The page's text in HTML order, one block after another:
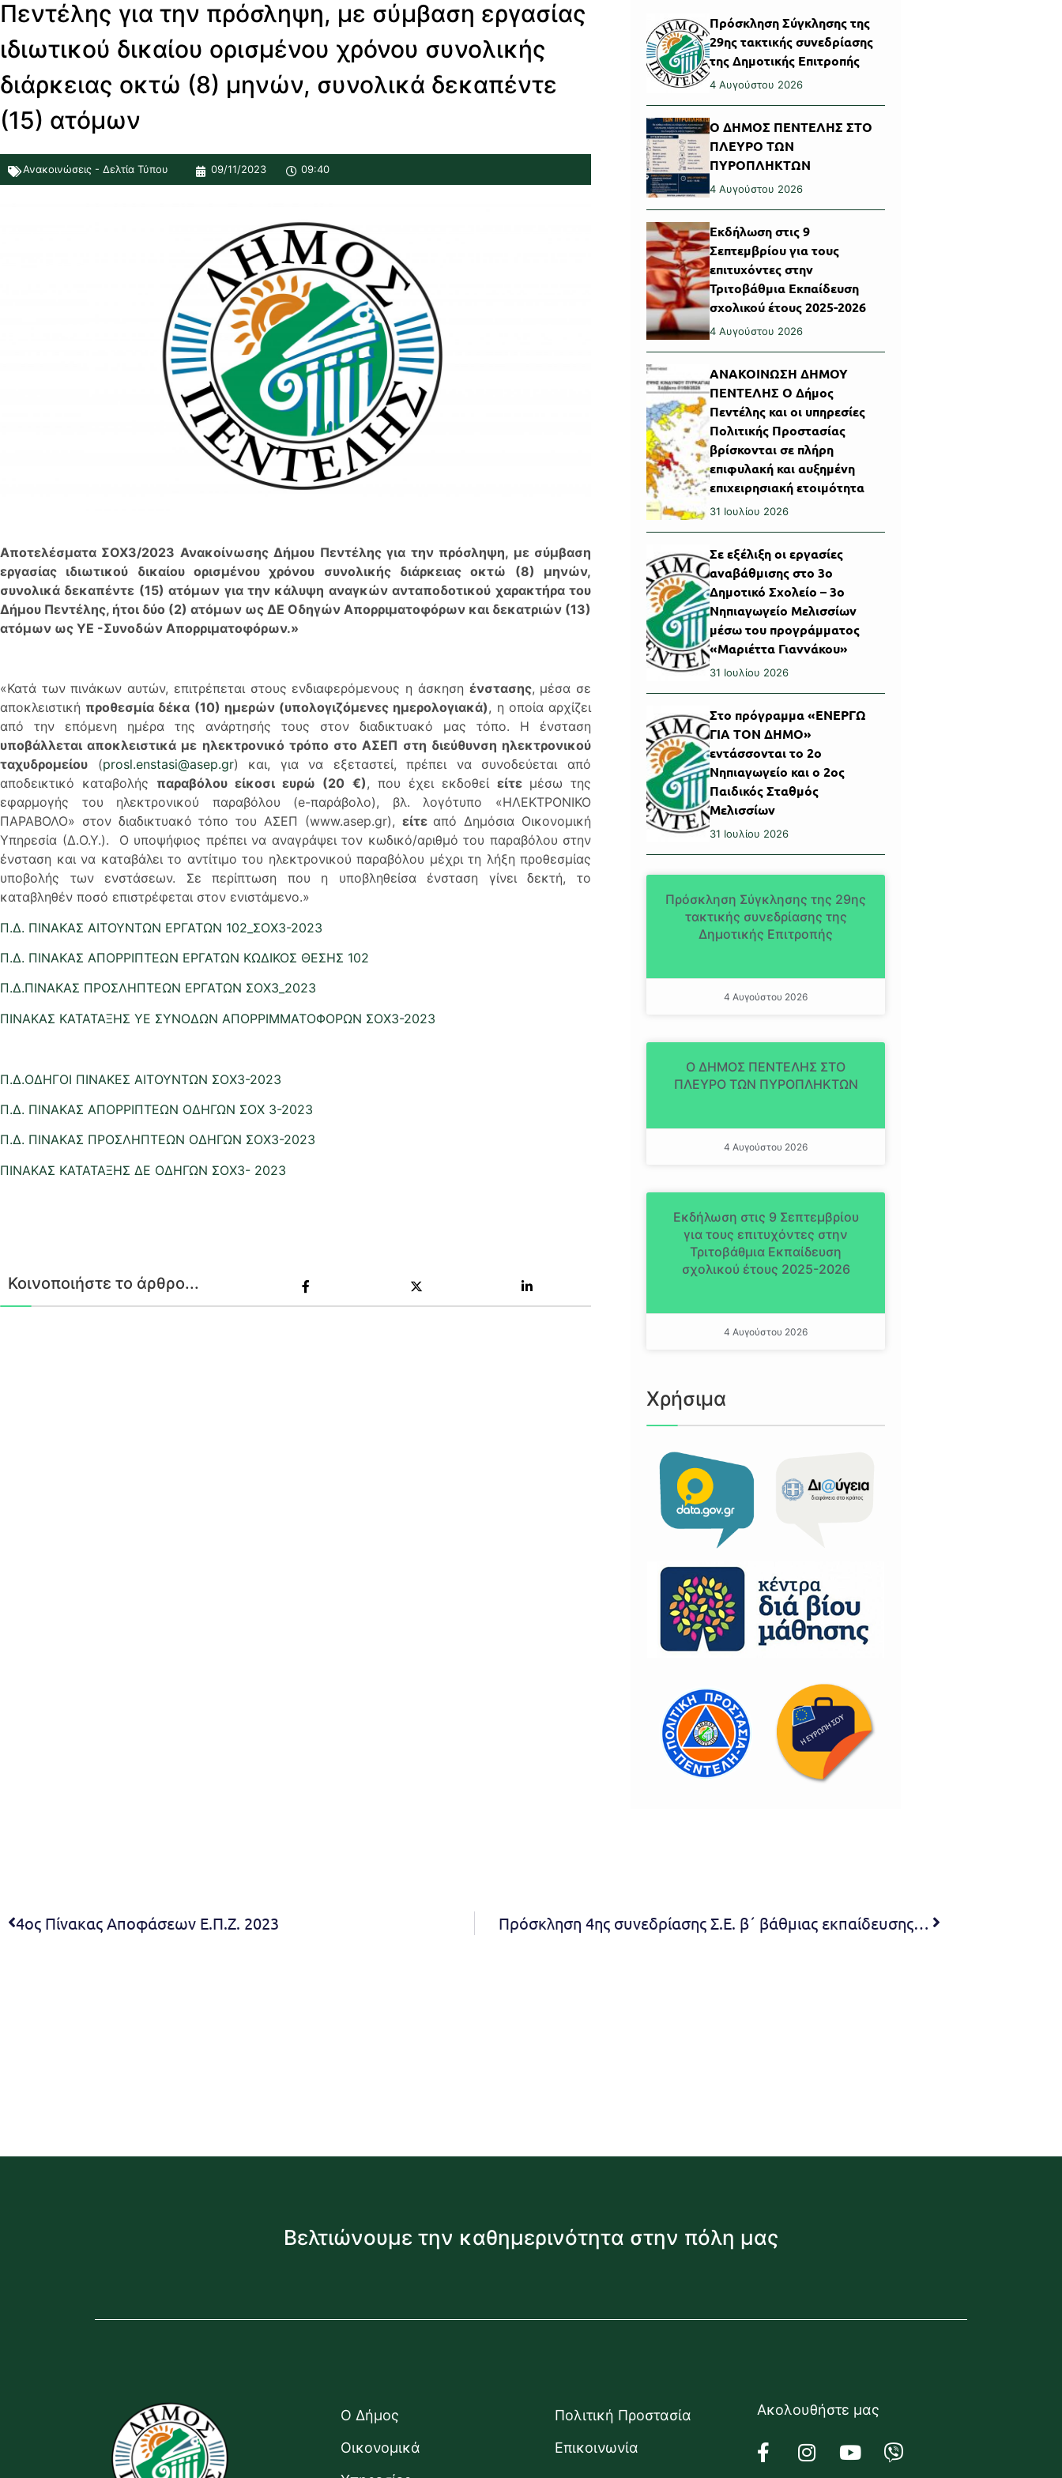
Πεντέλης για την πρόσληψη, με σύμβαση εργασίας
ιδιωτικού δικαίου ορισμένου χρόνου συνολικής
διάρκειας οκτώ (8) μηνών, συνολικά δεκαπέντε
(15) ατόμων
Ανακοινώσεις - Δελτία Τύπου 09/11/2023 09:40
Αποτελέσματα ΣΟΧ3/2023 Ανακοίνωσης Δήμου Πεντέλης για την πρόσληψη, με σύμβαση
εργασίας ιδιωτικού δικαίου ορισμένου χρόνου συνολικής διάρκειας οκτώ (8) μηνών,
συνολικά δεκαπέντε (15) ατόμων για την κάλυψη αναγκών ανταποδοτικού χαρακτήρα του
Δήμου Πεντέλης, ήτοι δύο (2) ατόμων ως ΔΕ Οδηγών Απορριματοφόρων και δεκατριών (13)
ατόμων ως ΥΕ -Συνοδών Απορριματοφόρων.»
«Κατά των πινάκων αυτών, επιτρέπεται στους ενδιαφερόμενους η άσκηση ένστασης, μέσα σε
αποκλειστική προθεσμία δέκα (10) ημερών (υπολογιζόμενες ημερολογιακά), η οποία αρχίζει
από την επόμενη ημέρα της ανάρτησής τους στον διαδικτυακό μας τόπο. Η ένσταση
υποβάλλεται αποκλειστικά με ηλεκτρονικό τρόπο στο ΑΣΕΠ στη διεύθυνση ηλεκτρονικού
ταχυδρομείου (prosl.enstasi@asep.gr) και, για να εξεταστεί, πρέπει να συνοδεύεται από
αποδεικτικό καταβολής παραβόλου είκοσι ευρώ (20 €), που έχει εκδοθεί είτε μέσω της
εφαρμογής του ηλεκτρονικού παραβόλου (e-παράβολο), βλ. λογότυπο «ΗΛΕΚΤΡΟΝΙΚΟ
ΠΑΡΑΒΟΛΟ» στον διαδικτυακό τόπο του ΑΣΕΠ (www.asep.gr), είτεαπό Δημόσια Οικονομική
Υπηρεσία (Δ.Ο.Υ.). Ο υποψήφιος πρέπει να αναγράψει τον κωδικό/αριθμό του παραβόλου στην
ένσταση και να καταβάλει το αντίτιμο του ηλεκτρονικού παραβόλου μέχρι τη λήξη προθεσμίας
υποβολής των ενστάσεων. Σε περίπτωση που η υποβληθείσα ένσταση γίνει δεκτή, το
καταβληθέν ποσό επιστρέφεται στον ενιστάμενο.»
Π.Δ. ΠΙΝΑΚΑΣ ΑΙΤΟΥΝΤΩΝ ΕΡΓΑΤΩΝ 102_ΣΟΧ3-2023
Π.Δ. ΠΙΝΑΚΑΣ ΑΠΟΡΡΙΠΤΕΩΝ ΕΡΓΑΤΩΝ ΚΩΔΙΚΟΣ ΘΕΣΗΣ 102
Π.Δ.ΠΙΝΑΚΑΣ ΠΡΟΣΛΗΠΤΕΩΝ ΕΡΓΑΤΩΝ ΣΟΧ3_2023
ΠΙΝΑΚΑΣ ΚΑΤΑΤΑΞΗΣ ΥΕ ΣΥΝΟΔΩΝ ΑΠΟΡΡΙΜΜΑΤΟΦΟΡΩΝ ΣΟΧ3-2023
Π.Δ.ΟΔΗΓΟΙ ΠΙΝΑΚΕΣ ΑΙΤΟΥΝΤΩΝ ΣΟΧ3-2023
Π.Δ. ΠΙΝΑΚΑΣ ΑΠΟΡΡΙΠΤΕΩΝ ΟΔΗΓΩΝ ΣΟΧ 3-2023
Π.Δ. ΠΙΝΑΚΑΣ ΠΡΟΣΛΗΠΤΕΩΝ ΟΔΗΓΩΝ ΣΟΧ3-2023
ΠΙΝΑΚΑΣ ΚΑΤΑΤΑΞΗΣ ΔΕ ΟΔΗΓΩΝ ΣΟΧ3- 2023
Κοινοποιήστε το άρθρο...
Πρόσκληση Σύγκλησης της
29ης τακτικής συνεδρίασης
της Δημοτικής Επιτροπής
4 Αυγούστου 2026
Ο ΔΗΜΟΣ ΠΕΝΤΕΛΗΣ ΣΤΟ
ΠΛΕΥΡΟ ΤΩΝ
ΠΥΡΟΠΛΗΚΤΩΝ
4 Αυγούστου 2026
Εκδήλωση στις 9
Σεπτεμβρίου για τους
επιτυχόντες στην
Τριτοβάθμια Εκπαίδευση
σχολικού έτους 2025-2026
4 Αυγούστου 2026
ΑΝΑΚΟΙΝΩΣΗ ΔΗΜΟΥ
ΠΕΝΤΕΛΗΣ Ο Δήμος
Πεντέλης και οι υπηρεσίες
Πολιτικής Προστασίας
βρίσκονται σε πλήρη
επιφυλακή και αυξημένη
επιχειρησιακή ετοιμότητα
31 Ιουλίου 2026
Σε εξέλιξη οι εργασίες
αναβάθμισης στο 3ο
Δημοτικό Σχολείο – 3ο
Νηπιαγωγείο Μελισσίων
μέσω του προγράμματος
«Μαριέττα Γιαννάκου»
31 Ιουλίου 2026
Στο πρόγραμμα «ΕΝΕΡΓΩ
ΓΙΑ ΤΟΝ ΔΗΜΟ»
εντάσσονται το 2ο
Νηπιαγωγείο και ο 2ος
Παιδικός Σταθμός
Μελισσίων
31 Ιουλίου 2026
Πρόσκληση Σύγκλησης της 29ης
τακτικής συνεδρίασης της
Δημοτικής Επιτροπής
4 Αυγούστου 2026
Ο ΔΗΜΟΣ ΠΕΝΤΕΛΗΣ ΣΤΟ
ΠΛΕΥΡΟ ΤΩΝ ΠΥΡΟΠΛΗΚΤΩΝ
4 Αυγούστου 2026
Εκδήλωση στις 9 Σεπτεμβρίου
για τους επιτυχόντες στην
Τριτοβάθμια Εκπαίδευση
σχολικού έτους 2025-2026
4 Αυγούστου 2026
Χρήσιμα
4ος Πίνακας Αποφάσεων Ε.Π.Ζ. 2023 Πρόσκληση 4ης συνεδρίασης Σ.Ε. β΄ βάθμιας εκπαίδευσης 2023
Βελτιώνουμε την καθημερινότητα στην πόλη μας
Ο Δήμος
Οικονομικά
Πολιτική Προστασία
Επικοινωνία
Ακολουθήστε μας